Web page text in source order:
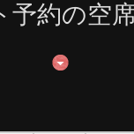
予約の空